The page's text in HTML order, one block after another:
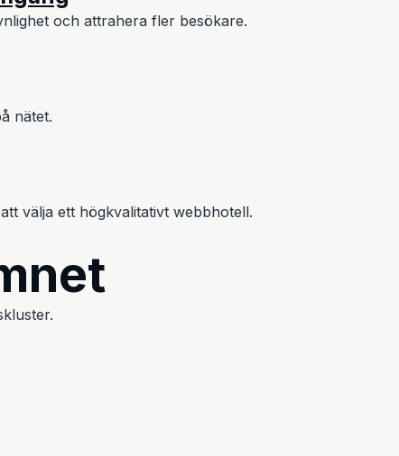
och attrahera fler besökare.
nätet.
välja ett högkvalitativt webbhotell.